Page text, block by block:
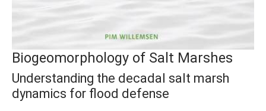
Biogeomorphology of Salt Marshes
Understanding the decadal salt marsh
dynamics for flood defense